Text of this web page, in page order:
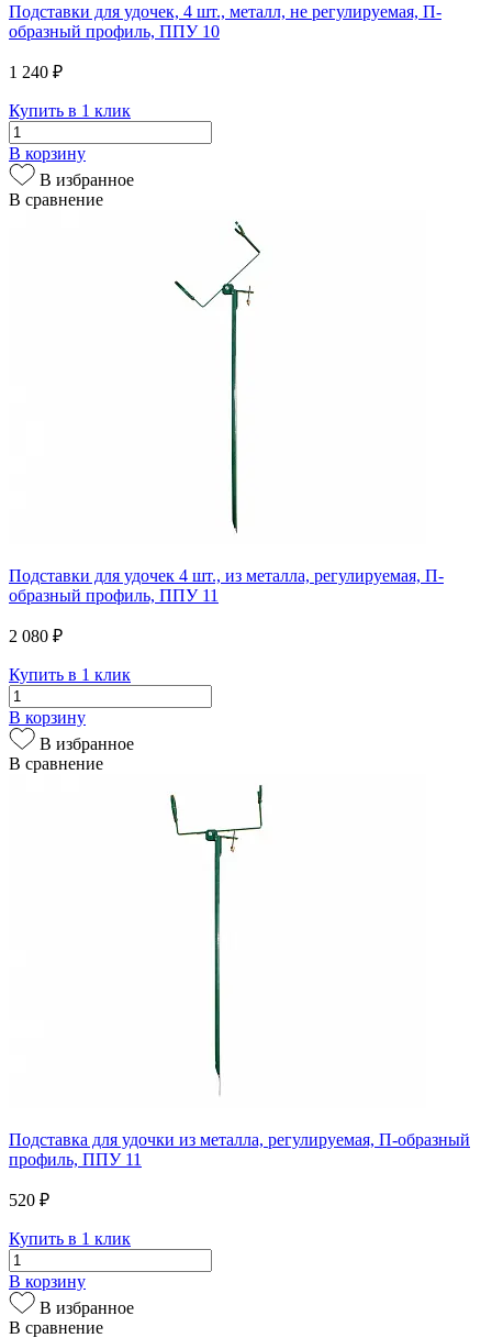
Подставки для удочек, 4 шт., металл, не регулируемая, П-
образный профиль, ППУ 10
1 240 ₽
Купить в 1 клик
В корзину
В избранное
В сравнение
Подставки для удочек 4 шт., из металла, регулируемая, П-
образный профиль, ППУ 11
2 080 ₽
Купить в 1 клик
В корзину
В избранное
В сравнение
Подставка для удочки из металла, регулируемая, П-образный
профиль, ППУ 11
520 ₽
Купить в 1 клик
В корзину
В избранное
В сравнение